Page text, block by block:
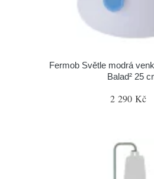
Fermob Světle modrá
Balad² 25
2 290 Kč